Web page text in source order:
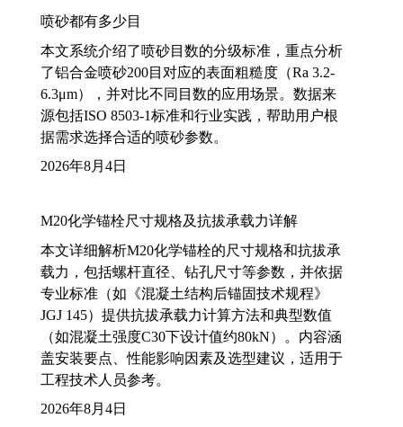
喷砂都有多少目
本文系统介绍了喷砂目数的分级标准，重点分析
了铝合金喷砂200目对应的表面粗糙度（Ra 3.2-
6.3μm），并对比不同目数的应用场景。数据来
源包括ISO 8503-1标准和行业实践，帮助用户根
据需求选择合适的喷砂参数。
2026年8月4日
M20化学锚栓尺寸规格及抗拔承载力详解
本文详细解析M20化学锚栓的尺寸规格和抗拔承
载力，包括螺杆直径、钻孔尺寸等参数，并依据
专业标准（如《混凝土结构后锚固技术规程》
JGJ 145）提供抗拔承载力计算方法和典型数值
（如混凝土强度C30下设计值约80kN）。内容涵
盖安装要点、性能影响因素及选型建议，适用于
工程技术人员参考。
2026年8月4日